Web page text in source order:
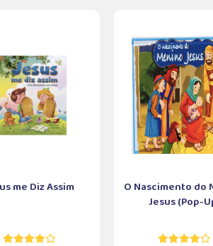
me Diz Assim
O Nascimento do
Jesus (Pop-